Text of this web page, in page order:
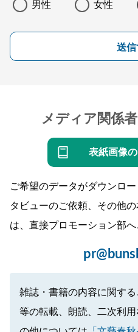
男性 女性
送信
メディア関係
表紙画像
ご希望のデータがダウンロ
タビューのご依頼、その他
は、直接プロモーション部へ
雑誌・書籍の内容に関す
等の転載、朗読、二次利